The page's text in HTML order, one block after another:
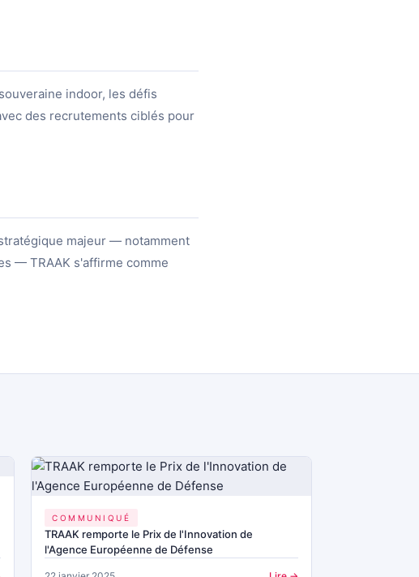
indoor, les défis
des recrutements ciblés pour
majeur — notamment
— TRAAK s'affirme comme
COMMUNIQUÉ
TRAAK remporte le Prix de l'Innovation de
l'Agence Européenne de Défense